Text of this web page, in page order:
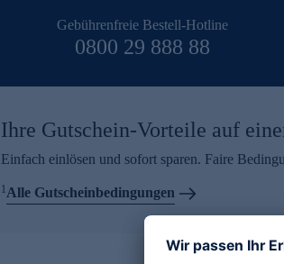
Gebührenfreie Bestell-Hotline
0800 29 888 88
Ihre Gutschein-Vorteile auf
Einfach einlösen und sofort sparen. Faire
1Alle Gutscheinbedingungen